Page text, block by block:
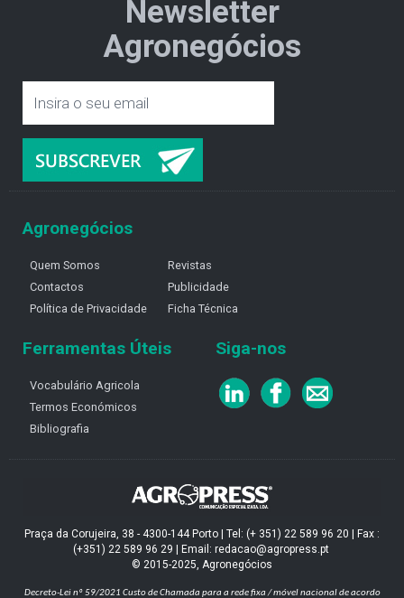
Newsletter
Agronegócios
Agronegócios
Quem Somos
Contactos
Política de Privacidade
Revistas
Publicidade
Ficha Técnica
Ferramentas Úteis
Vocabulário Agricola
Termos Económicos
Bibliografia
Siga-nos
Praça da Corujeira, 38 - 4300-144 Porto | Tel: (+ 351) 22 589 96 20 | Fax :
(+351) 22 589 96 29 | Email: redacao@agropress.pt
© 2015-2025, Agronegócios
Decreto-Lei nº 59/2021 Custo de Chamada para a rede fixa / móvel nacional de acordo